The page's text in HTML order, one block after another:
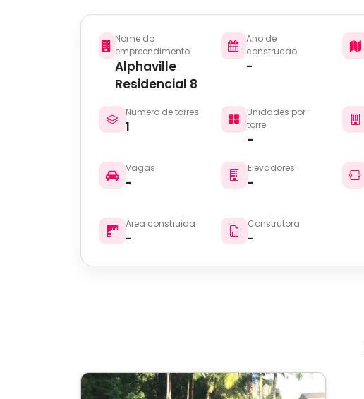
Nome do
empreendimento
Alphaville
Residencial 8
Ano de
construcao
-
Numero de torres
1
Unidades por
torre
-
Vagas
-
Elevadores
-
Area construida
-
Construtora
-